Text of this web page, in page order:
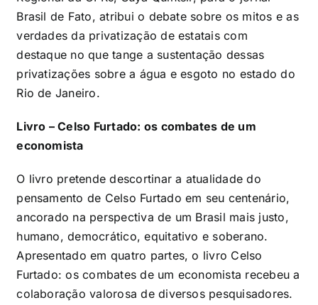
Brasil de Fato, atribui o debate sobre os mitos e as
verdades da privatização de estatais com
destaque no que tange a sustentação dessas
privatizações sobre a água e esgoto no estado do
Rio de Janeiro.
Livro – Celso Furtado: os combates de um
economista
O livro pretende descortinar a atualidade do
pensamento de Celso Furtado em seu centenário,
ancorado na perspectiva de um Brasil mais justo,
humano, democrático, equitativo e soberano.
Apresentado em quatro partes, o livro Celso
Furtado: os combates de um economista recebeu a
colaboração valorosa de diversos pesquisadores.